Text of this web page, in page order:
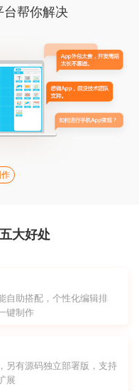
台帮你解决
大好处
自助搭配，个性化编辑排
键制作
另有源码独立部署版，支持
展